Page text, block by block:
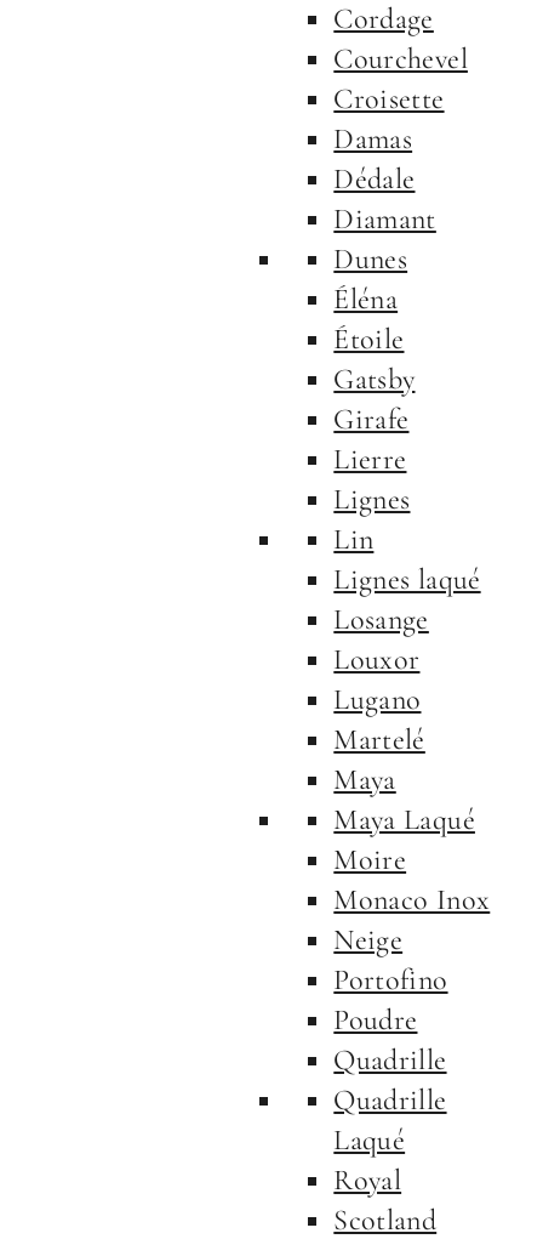
Cordage
Courchevel
Croisette
Damas
Dédale
Diamant
Dunes
Éléna
Étoile
Gatsby
Girafe
Lierre
Lignes
Lin
Lignes laqué
Losange
Louxor
Lugano
Martelé
Maya
Maya Laqué
Moire
Monaco Inox
Neige
Portofino
Poudre
Quadrille
Quadrille
Laqué
Royal
Scotland